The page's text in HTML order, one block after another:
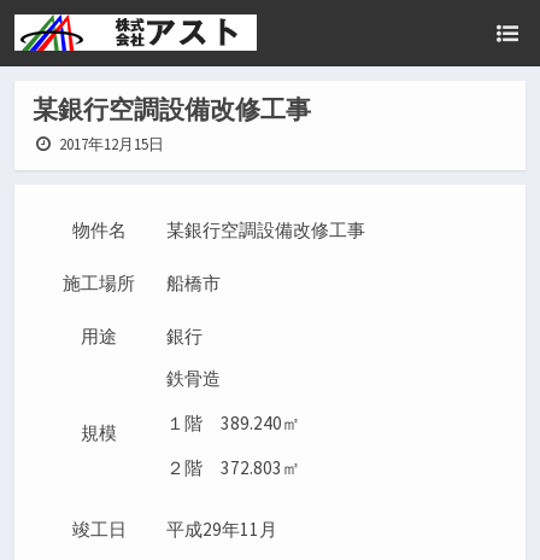
某銀行空調設備改修工事
2017年12月15日
物件名 某銀行空調設備改修工事
施工場所 船橋市
用途 銀行
規模
鉄骨造
１階 389.240㎡
２階 372.803㎡
竣工日 平成29年11月